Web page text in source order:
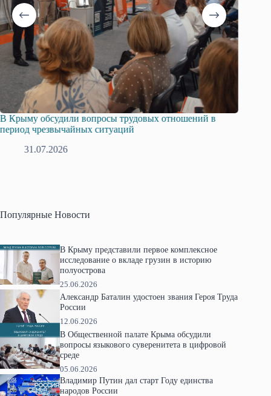
В Крыму обсудили вопросы трудовых отношений в
период чрезвычайных ситуаций
31.07.2026
Популярные Новости
В Крыму представили первое комплексное
исследование о вкладе грузин в историю
полуострова
25.06.2026
Александр Баталин удостоен звания Героя Труда
России
12.06.2026
В Общественной палате Крыма обсудили
вопросы языкового суверенитета в цифровой
среде
05.06.2026
Владимир Путин дал старт Году единства
народов России